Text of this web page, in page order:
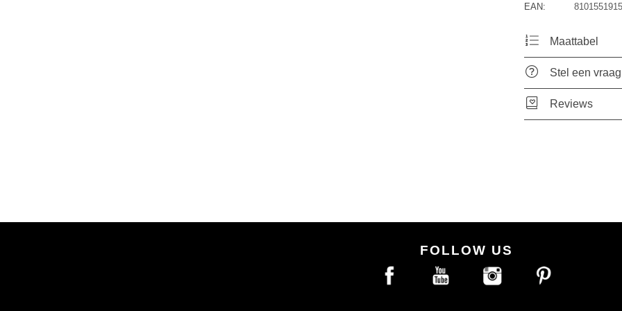
EAN:
Maattabel
Stel een vraag
Reviews
FOLLOW US